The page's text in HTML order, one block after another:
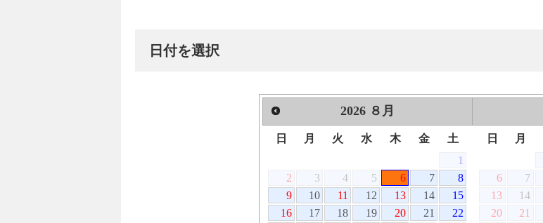
日付を選択
2026 ８月
日 月 火 水 木 金
土
1
2
3 4 5 6 7
8
9
10 11 12 13 14
15
16
17 18 19 20 21
22
日 月
6
7
13
14
20
21